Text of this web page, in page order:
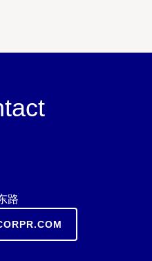
路